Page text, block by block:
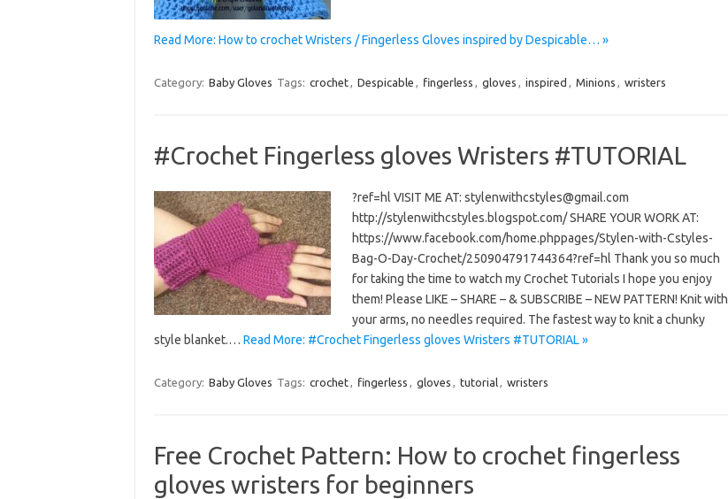
Read More: How to crochet Wristers / Fingerless Gloves inspired by Despicable… »
Category: Baby Gloves Tags: crochet, Despicable , fingerless , gloves , inspired , Minions , wristers
#Crochet Fingerless gloves Wristers #TUTORIAL
?ref=hl VISIT ME AT: stylenwithcstyles@gmail.com
http://stylenwithcstyles.blogspot.com/ SHARE YOUR WORK AT:
https://www.facebook.com/home.phppages/Stylen-with-Cstyles-
Bag-O-Day-Crochet/250904791744364?ref=hl Thank you so much
for taking the time to watch my Crochet Tutorials I hope you enjoy
them! Please LIKE – SHARE – & SUBSCRIBE – NEW PATTERN! Knit with
your arms, no needles required. The fastest way to knit a chunky
style blanket.… Read More: #Crochet Fingerless gloves Wristers #TUTORIAL »
Category: Baby Gloves Tags: crochet, fingerless , gloves , tutorial, wristers
Free Crochet Pattern: How to crochet fingerless
gloves wristers for beginners